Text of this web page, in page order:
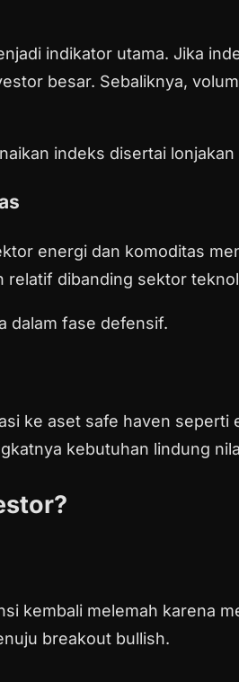
indikator utama. Jika
besar. Sebaliknya,
indeks disertai
energi dan komoditas
relatif dibanding sektor
dalam fase defensif.
ke aset safe haven seperti
kebutuhan lindung
kembali melemah karena
breakout bullish.